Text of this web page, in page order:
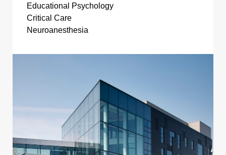
Educational Psychology
Critical Care
Neuroanesthesia